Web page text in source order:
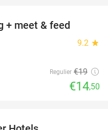
+ meet & feed
9.2 star
Regulier €19
€14,50